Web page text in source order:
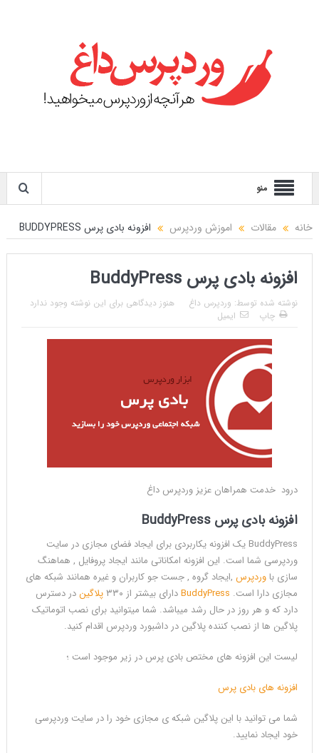
منو
خانه مقالات اموزش وردپرس افزونه بادی پرس BUDDYPRESS
افزونه بادی پرس BuddyPress
نوشته شده توسط: وردپرس داغ
هنوز دیدگاهی برای این نوشته وجود ندارد
چاپ
ایمیل
درود خدمت همراهان عزیز وردپرس داغ
افزونه بادی پرس BuddyPress
BuddyPress یک افزونه یکاربردی برای ایجاد فضای مجازی در سایت
وردپرسی شما است. این افزونه امکاناتی مانند ایجاد پروفایل , هماهنگ
سازی با وردپرس,ایجاد گروه , جست جو کاربران و غیره همانند شبکه های
مجازی دارا است. BuddyPressدارای بیشتر از ۳۳۰ پلاگیندر دسترس
دارد که و هر روز در حال رشد میباشد. شما میتوانید برای نصب اتوماتیک
پلاگین ها از نصب کننده پلاگین در داشبورد وردپرس اقدام کنید.
لیست این افزونه های مختص بادی پرس در زیر موجود است ؛
افزونه های بادی پرس
شما می توانید با این پلاگین شبکه ی مجازی خود را در سایت وردپرسی
خود ایجاد نمایید.